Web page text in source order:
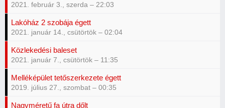
2021. február 3., szerda – 22:03
Lakóház 2 szobája égett
2021. január 14., csütörtök – 02:04
Közlekedési baleset
2021. január 7., csütörtök – 11:35
Melléképület tetőszerkezete égett
2019. július 27., szombat – 00:35
Nagyméretű fa útra dőlt